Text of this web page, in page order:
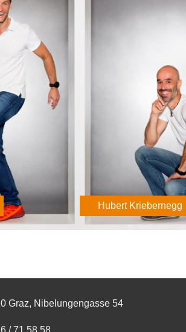
Hubert Kriebernegg
Graz, Nibelungengasse 54
/ 71 58 58